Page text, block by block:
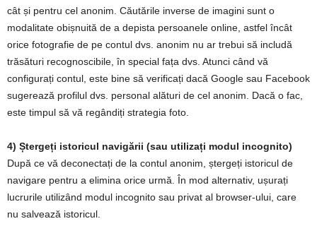
cât și pentru cel anonim. Căutările inverse de imagini sunt o
modalitate obișnuită de a depista persoanele online, astfel încât
orice fotografie de pe contul dvs. anonim nu ar trebui să includă
trăsături recognoscibile, în special fața dvs. Atunci când vă
configurați contul, este bine să verificați dacă Google sau Facebook
sugerează profilul dvs. personal alături de cel anonim. Dacă o fac,
este timpul să vă regândiți strategia foto.
4) Ștergeți istoricul navigării (sau utilizați modul incognito)
După ce vă deconectați de la contul anonim, ștergeți istoricul de
navigare pentru a elimina orice urmă. În mod alternativ, ușurați
lucrurile utilizând modul incognito sau privat al browser-ului, care
nu salvează istoricul.